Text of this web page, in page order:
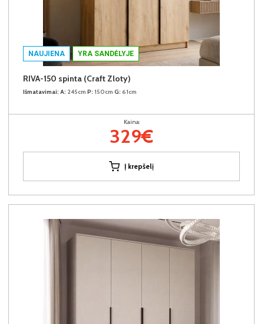
NAUJIENA YRA SANDĖLYJE
RIVA-150 spinta (Craft Zloty)
Išmatavimai: A: 245cm P: 150cm G: 61cm
Kaina:
329€
Į krepšelį